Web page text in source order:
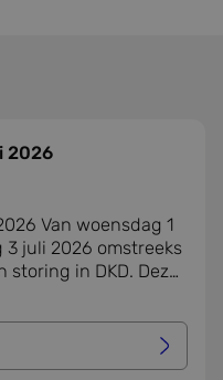
2026
1
juli 2026 omstreeks
storing in DKD. Deze
DKD-Inlezen.